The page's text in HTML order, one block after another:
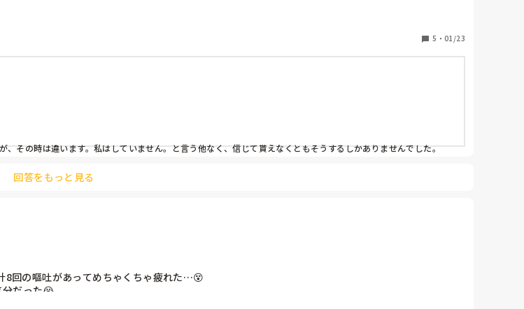
張して気まずいのに同じクラスなんて…と考えると憂鬱です。
り同期もいたりするのが救いではあるのですが。
すか？
5 ・ 01/23
その時は違います。私はしていません。と言う他なく、信じて貰えなくともそうするしかありませんでした。
回答をもっと見る
8回の嘔吐があってめちゃくちゃ疲れた…😵
分だった😭